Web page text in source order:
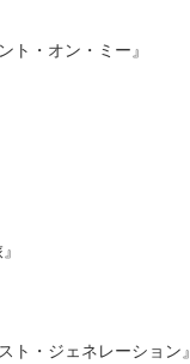
ト・オン・ミー』
ト・ジェネレーション』